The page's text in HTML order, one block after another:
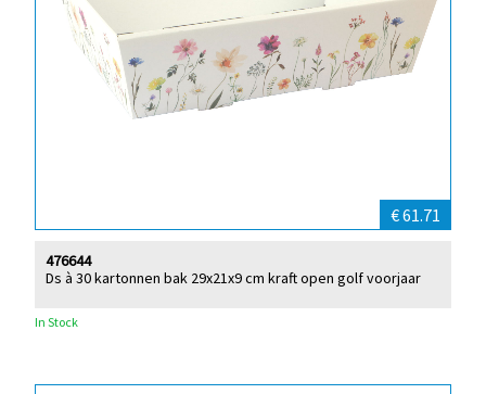
€ 61.71
Ds à 30 kartonnen bak 29x21x9 cm kraft open golf voorjaar
476644
In Stock